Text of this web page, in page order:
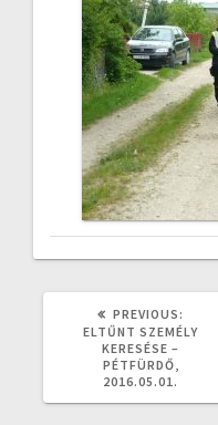
PREVIOUS:
POST:
ELTŰNT SZEMÉLY
KERESÉSE –
PÉTFÜRDŐ,
2016.05.01.